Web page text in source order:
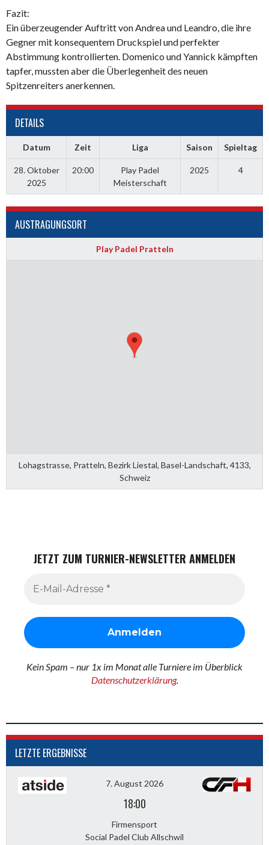
Fazit:
Ein überzeugender Auftritt von Andrea und Leandro, die ihre
Gegner mit konsequentem Druckspiel und perfekter
Abstimmung kontrollierten. Domenico und Yannick kämpften
tapfer, mussten aber die Überlegenheit des neuen
Spitzenreiters anerkennen.
DETAILS
Datum Zeit Liga Saison Spieltag
28. Oktober
2025
20:00
Play Padel
Meisterschaft
2025 4
AUSTRAGUNGSORT
Play Padel Pratteln
Lohagstrasse, Pratteln, Bezirk Liestal, Basel-Landschaft, 4133,
Schweiz
JETZT ZUM TURNIER-NEWSLETTER ANMELDEN
Kein Spam – nur 1x im Monat alle Turniere im Überblick
Datenschutzerklärung.
LETZTE ERGEBNISSE
7. August 2026
18:00
Firmensport
Social Padel Club Allschwil